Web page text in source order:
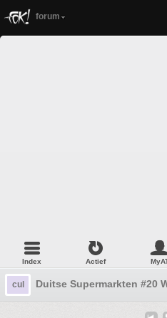
forum
Index Actief
cul Duitse Supermarkten #20